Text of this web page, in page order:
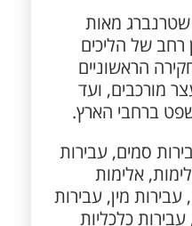
מאות
רחב של הליכים
הראשוניים
מורכבים, ועד
ברחבי הארץ.
סמים, עבירות
אלימות
מין, עבירות
עבירות כלכליות